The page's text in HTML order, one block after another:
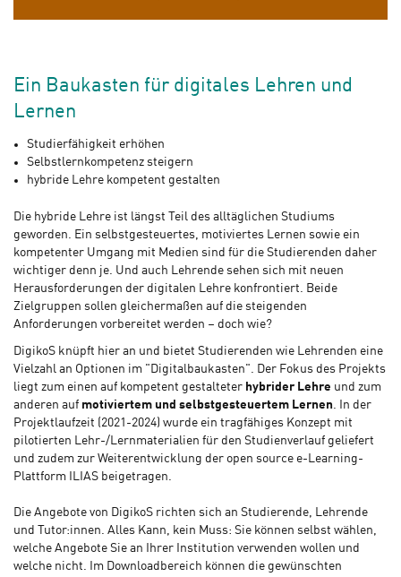
Ein Baukasten für digitales Lehren und
Lernen
Studierfähigkeit erhöhen
Selbstlernkompetenz steigern
hybride Lehre kompetent gestalten
Die hybride Lehre ist längst Teil des alltäglichen Studiums
geworden. Ein selbstgesteuertes, motiviertes Lernen sowie ein
kompetenter Umgang mit Medien sind für die Studierenden daher
wichtiger denn je. Und auch Lehrende sehen sich mit neuen
Herausforderungen der digitalen Lehre konfrontiert. Beide
Zielgruppen sollen gleichermaßen auf die steigenden
Anforderungen vorbereitet werden – doch wie?
DigikoS knüpft hier an und bietet Studierenden wie Lehrenden eine
Vielzahl an Optionen im "Digitalbaukasten". Der Fokus des Projekts
liegt zum einen auf kompetent gestalteter hybrider Lehre und zum
anderen auf motiviertem und selbstgesteuertem Lernen. In der
Projektlaufzeit (2021-2024) wurde ein tragfähiges Konzept mit
pilotierten Lehr-/Lernmaterialien für den Studienverlauf geliefert
und zudem zur Weiterentwicklung der open source e-Learning-
Plattform ILIAS beigetragen.
Die Angebote von DigikoS richten sich an Studierende, Lehrende
und Tutor:innen. Alles Kann, kein Muss: Sie können selbst wählen,
welche Angebote Sie an Ihrer Institution verwenden wollen und
welche nicht. Im Downloadbereich können die gewünschten